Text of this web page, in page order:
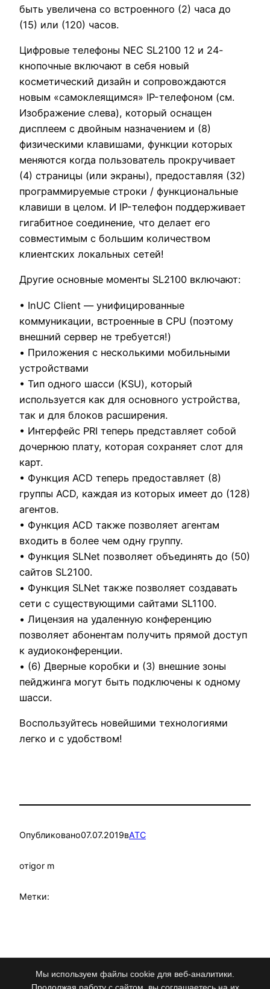
Мы используем файлы cookie для веб-аналитики.
быть увеличена со встроенного (2) часа до
(15) или (120) часов.
Цифровые телефоны NEC SL2100 12 и 24-
кнопочные включают в себя новый
косметический дизайн и сопровождаются
новым «самоклеящимся» IP-телефоном (см.
Изображение слева), который оснащен
дисплеем с двойным назначением и (8)
физическими клавишами, функции которых
меняются когда пользователь прокручивает
(4) страницы (или экраны), предоставляя (32)
программируемые строки / функциональные
клавиши в целом. И IP-телефон поддерживает
гигабитное соединение, что делает его
совместимым с большим количеством
клиентских локальных сетей!
Другие основные моменты SL2100 включают:
• InUC Client — унифицированные
коммуникации, встроенные в CPU (поэтому
внешний сервер не требуется!)
• Приложения с несколькими мобильными
устройствами
• Тип одного шасси (KSU), который
используется как для основного устройства,
так и для блоков расширения.
• Интерфейс PRI теперь представляет собой
дочернюю плату, которая сохраняет слот для
карт.
• Функция ACD теперь предоставляет (8)
группы ACD, каждая из которых имеет до (128)
агентов.
• Функция ACD также позволяет агентам
входить в более чем одну группу.
• Функция SLNet позволяет объединять до (50)
сайтов SL2100.
• Функция SLNet также позволяет создавать
сети с существующими сайтами SL1100.
• Лицензия на удаленную конференцию
позволяет абонентам получить прямой доступ
к аудиоконференции.
• (6) Дверные коробки и (3) внешние зоны
пейджинга могут быть подключены к одному
шасси.
Воспользуйтесь новейшими технологиями
легко и с удобством!
Опубликовано07.07.2019вАТС
отigor m
Метки:
Альфа-Телеком Работает на